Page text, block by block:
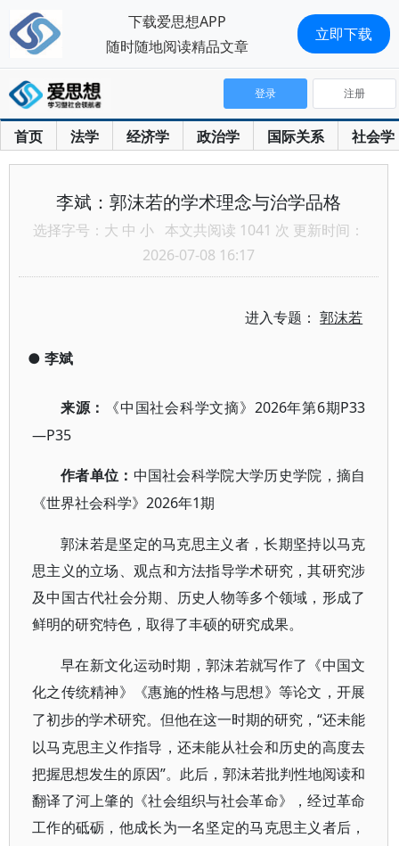
首页 法学 经济学 政治学 国际关系 社会学
登录 注册
李斌：郭沫若的学术理念与治学品格
选择字号： 大 中 小 本文共阅读 1041 次 更新时间：
2026-07-08 16:17
进入专题：郭沫若
● 李斌
来源： 《中国社会科学文摘》 2026年第6期P33
—P35
作者单位： 中国社会科学院大学历史学院，摘自
《世界社会科学》 2026年1期
郭沫若是坚定的马克思主义者，长期坚持以马克
思主义的立场、观点和方法指导学术研究，其研究涉
及中国古代社会分期、历史人物等多个领域，形成了
鲜明的研究特色，取得了丰硕的研究成果。
早在新文化运动时期，郭沫若就写作了《中国文
化之传统精神》《惠施的性格与思想》等论文，开展
了初步的学术研究。但他在这一时期的研究，“还未能
以马克思主义作指导，还未能从社会和历史的高度去
把握思想发生的原因”。此后，郭沫若批判性地阅读和
翻译了河上肇的《社会组织与社会革命》，经过革命
工作的砥砺，他成长为一名坚定的马克思主义者后，
下载爱思想APP
随时随地阅读精品文章
立即下载